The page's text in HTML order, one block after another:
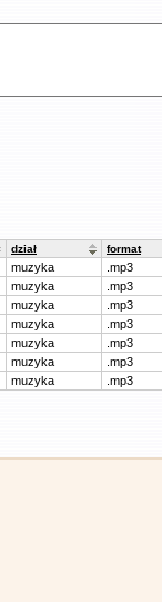
dział format
muzyka .mp3
muzyka .mp3
muzyka .mp3
muzyka .mp3
muzyka .mp3
muzyka .mp3
muzyka .mp3